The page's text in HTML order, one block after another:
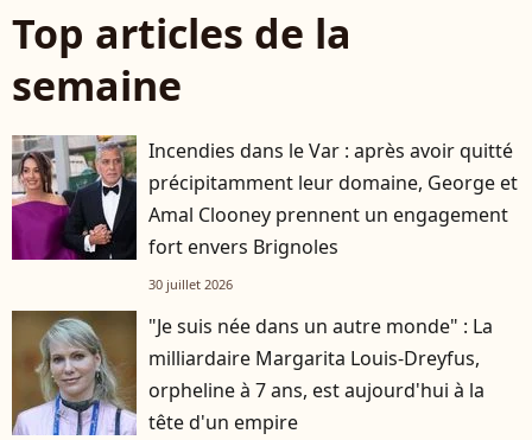
Top articles de la
semaine
Incendies dans le Var : après avoir quitté
précipitamment leur domaine, George et
Amal Clooney prennent un engagement
fort envers Brignoles
30 juillet 2026
"Je suis née dans un autre monde" : La
milliardaire Margarita Louis-Dreyfus,
orpheline à 7 ans, est aujourd'hui à la
tête d'un empire